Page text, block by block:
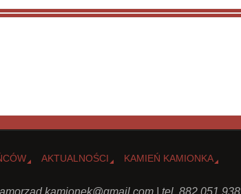
AKTUALNOŚCI KAMIEŃ KAMIONKA
| tel. 882 051 938